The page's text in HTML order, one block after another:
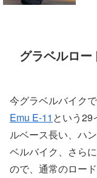
グラベルロー
今グラベルバイク
Emu E-11 という29
ルベース長い、ハ
ベルバイク、さら
ので、通常のロー